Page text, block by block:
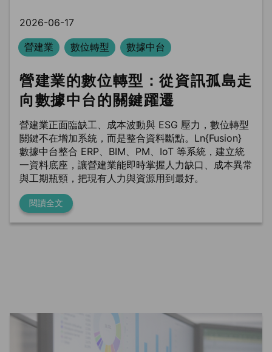
2026-06-17
營建業
數位轉型 數據中台
營建業的數位轉型：從資訊孤島走
向數據中台的關鍵躍遷
營建業正面臨缺工、成本波動與 ESG 壓力，數位轉型
關鍵不在增加系統，而是整合資料斷點。Ln{Fusion}
數據中台整合 ERP、BIM、PM、IoT 等系統，建立統
一資料底座，讓營建業能即時掌握人力缺口、成本異常
與工期瓶頸，把現有人力與資源用到最好。
閱讀全文